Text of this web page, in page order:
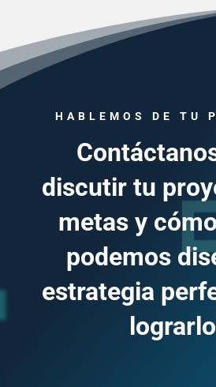
HABLEMOS DE TU
discutir tu
metas y
podemos
estrategia